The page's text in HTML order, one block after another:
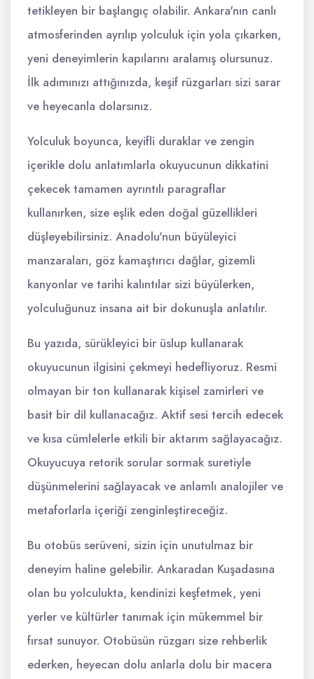
tetikleyen bir başlangıç olabilir. Ankara'nın canlı
atmosferinden ayrılıp yolculuk için yola çıkarken,
yeni deneyimlerin kapılarını aralamış olursunuz.
İlk adımınızı attığınızda, keşif rüzgarları sizi sarar
ve heyecanla dolarsınız.
Yolculuk boyunca, keyifli duraklar ve zengin
içerikle dolu anlatımlarla okuyucunun dikkatini
çekecek tamamen ayrıntılı paragraflar
kullanırken, size eşlik eden doğal güzellikleri
düşleyebilirsiniz. Anadolu'nun büyüleyici
manzaraları, göz kamaştırıcı dağlar, gizemli
kanyonlar ve tarihi kalıntılar sizi büyülerken,
yolculuğunuz insana ait bir dokunuşla anlatılır.
Bu yazıda, sürükleyici bir üslup kullanarak
okuyucunun ilgisini çekmeyi hedefliyoruz. Resmi
olmayan bir ton kullanarak kişisel zamirleri ve
basit bir dil kullanacağız. Aktif sesi tercih edecek
ve kısa cümlelerle etkili bir aktarım sağlayacağız.
Okuyucuya retorik sorular sormak suretiyle
düşünmelerini sağlayacak ve anlamlı analojiler ve
metaforlarla içeriği zenginleştireceğiz.
Bu otobüs serüveni, sizin için unutulmaz bir
deneyim haline gelebilir. Ankaradan Kuşadasına
olan bu yolculukta, kendinizi keşfetmek, yeni
yerler ve kültürler tanımak için mükemmel bir
fırsat sunuyor. Otobüsün rüzgarı size rehberlik
ederken, heyecan dolu anlarla dolu bir macera